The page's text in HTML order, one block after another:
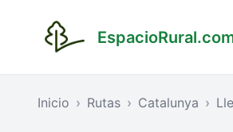
Inicio Rutas Catalunya